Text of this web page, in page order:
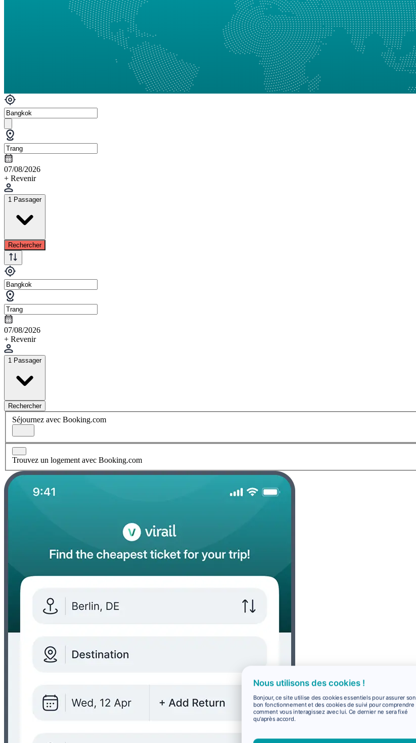
07/08/2026
+ Revenir
1 Passager
Rechercher
07/08/2026
+ Revenir
1 Passager
Rechercher
Séjournez avec Booking.com
Trouvez un logement avec Booking.com
Nous utilisons des cookies !
Bonjour, ce site utilise des cookies essentiels pour assurer son
bon fonctionnement et des cookies de suivi pour comprendre
comment vous interagissez avec lui. Ce dernier ne sera fixé
qu'après accord.